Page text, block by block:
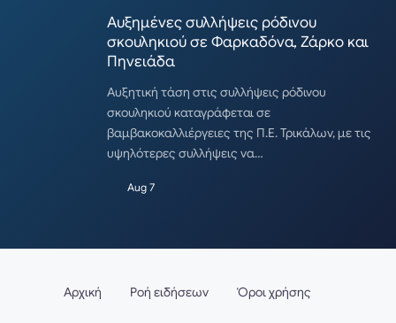
Αυξημένες συλλήψεις ρόδινου
σκουληκιού σε Φαρκαδόνα, Ζάρκο και
Πηνειάδα
Αυξητική τάση στις συλλήψεις ρόδινου
σκουληκιού καταγράφεται σε
βαμβακοκαλλιέργειες της Π.Ε. Τρικάλων, με τις
υψηλότερες συλλήψεις να…
Aug 7
Αρχική Ροή ειδήσεων Όροι χρήσης